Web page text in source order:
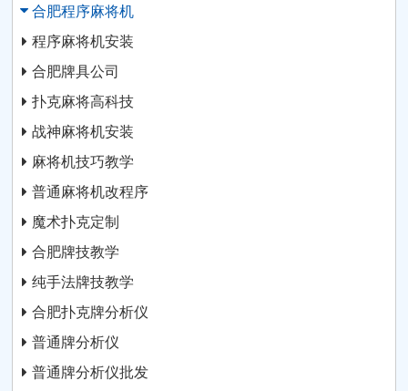
合肥程序麻将机
程序麻将机安装
合肥牌具公司
扑克麻将高科技
战神麻将机安装
麻将机技巧教学
普通麻将机改程序
魔术扑克定制
合肥牌技教学
纯手法牌技教学
合肥扑克牌分析仪
普通牌分析仪
普通牌分析仪批发